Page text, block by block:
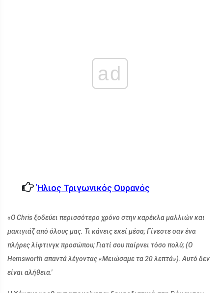
ad
Ήλιος Τριγωνικός Ουρανός
«Ο Chris ξοδεύει περισσότερο χρόνο στην καρέκλα μαλλιών και
μακιγιάζ από όλους μας. Τι κάνεις εκεί μέσα; Γίνεστε σαν ένα
πλήρες λίφτινγκ προσώπου; Γιατί σου παίρνει τόσο πολύ; (Ο
Hemsworth απαντά λέγοντας «Μειώσαμε τα 20 λεπτά»). Αυτό δεν
είναι αλήθεια.'